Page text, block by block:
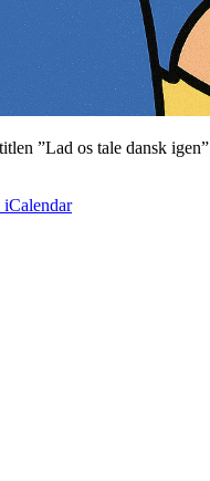
”Lad os tale dansk